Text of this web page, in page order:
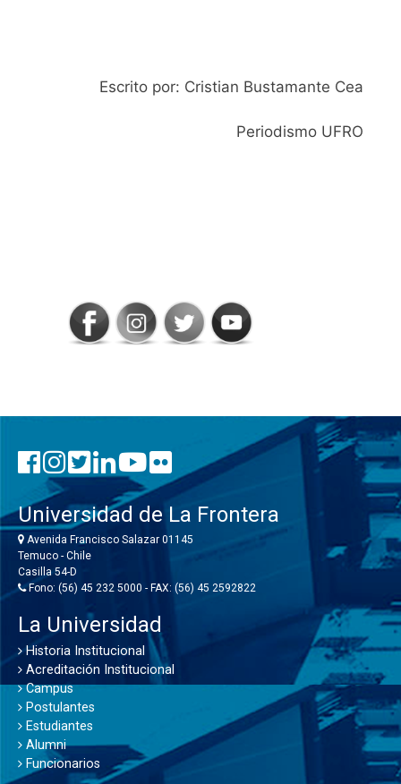
Escrito por: Cristian Bustamante Cea
Periodismo UFRO
Universidad de La Frontera
Avenida Francisco Salazar 01145
Temuco - Chile
Casilla 54-D
Fono: (56) 45 232 5000 - FAX: (56) 45 2592822
La Universidad
Historia Institucional
Acreditación Institucional
Campus
Postulantes
Estudiantes
Alumni
Funcionarios